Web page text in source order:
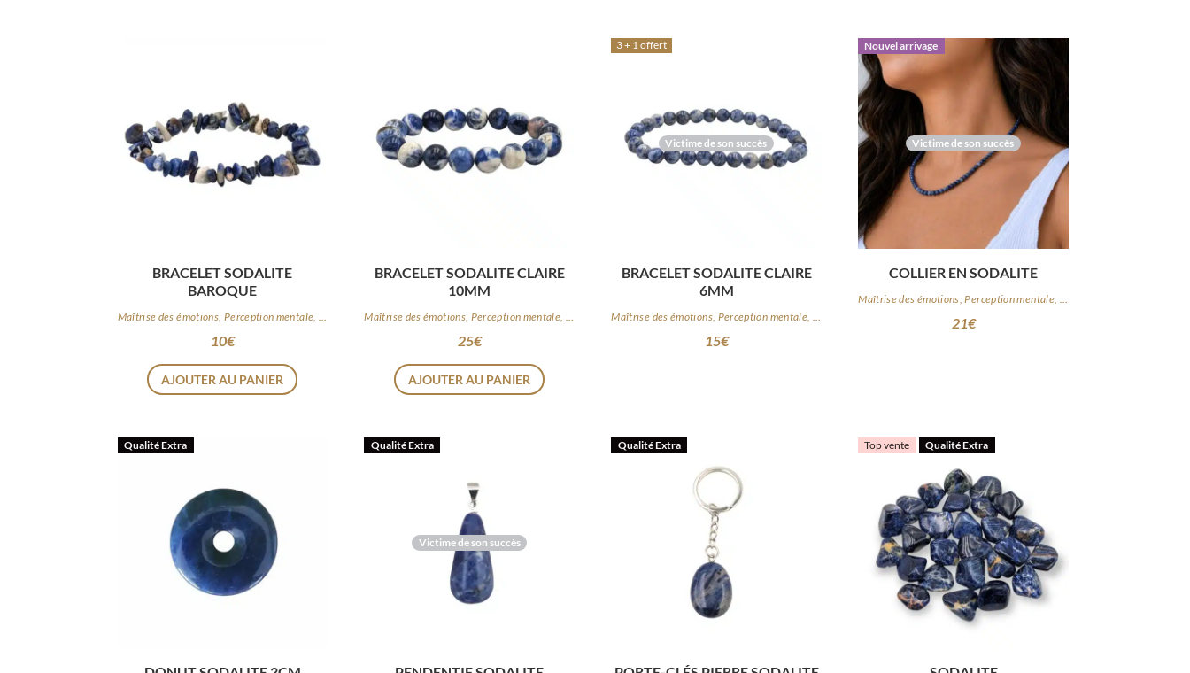
BRACELET SODALITE
BAROQUE
10€
AJOUTER AU PANIER
BRACELET SODALITE CLAIRE
10MM
25€
AJOUTER AU PANIER
Victime de son succès
3 + 1 offert
BRACELET SODALITE CLAIRE
6MM
15€
Victime de son succès
Nouvel arrivage
COLLIER EN SODALITE
21€
Qualité Extra
Victime de son succès
Qualité Extra Qualité Extra Top vente Qualité Extra